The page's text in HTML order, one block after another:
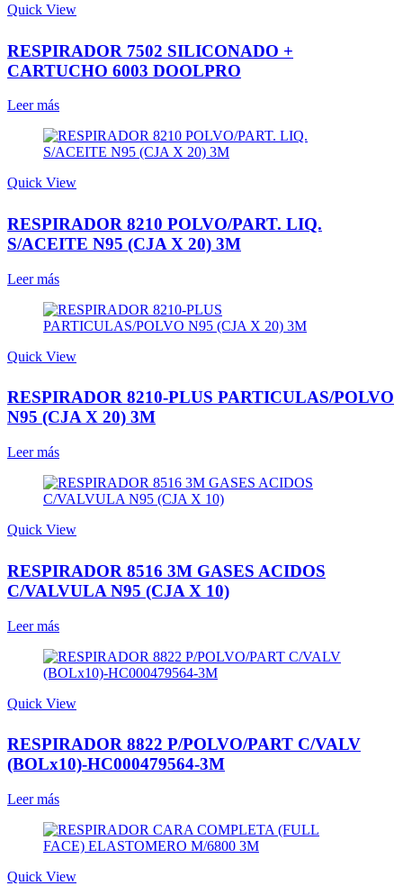
Quick View
RESPIRADOR 7502 SILICONADO +
CARTUCHO 6003 DOOLPRO
Leer más
Quick View
RESPIRADOR 8210 POLVO/PART. LIQ.
S/ACEITE N95 (CJA X 20) 3M
Leer más
Quick View
RESPIRADOR 8210-PLUS PARTICULAS/POLVO
N95 (CJA X 20) 3M
Leer más
Quick View
RESPIRADOR 8516 3M GASES ACIDOS
C/VALVULA N95 (CJA X 10)
Leer más
Quick View
RESPIRADOR 8822 P/POLVO/PART C/VALV
(BOLx10)-HC000479564-3M
Leer más
Quick View